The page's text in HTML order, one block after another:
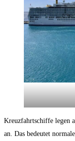
Kreuzfahrtschiffe legen
an. Das bedeutet